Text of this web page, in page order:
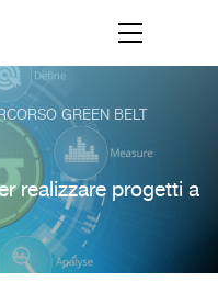
GREEN BELT
realizzare progetti a